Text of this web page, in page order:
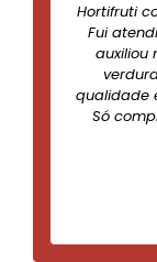
Hortifruti
Fui
auxiliou
qualidade
Só